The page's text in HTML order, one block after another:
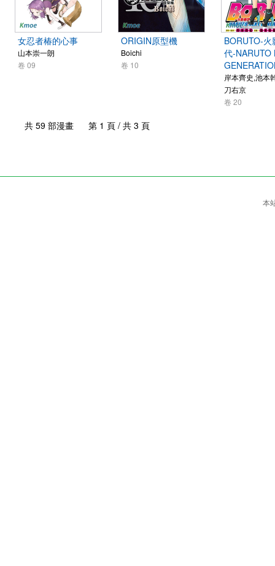
女忍者椿的心事
山本崇一朗
卷 09
ORIGIN原型機
Boichi
卷 10
BORUTO-火
代-NARUTO
岸本齊史,池本
刀右京
卷 20
共 59 部漫畫 第 1 頁 / 共 3 頁
本